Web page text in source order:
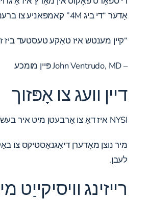
אָדער “די ביג 4M” קאמפאניע צו ברענגען וויסיקייַט צו די אַוואַנסירטע באַהאַנדלונג פון רוקנביין, אָרטאַפּידיק און ווייטיק טנאָים.
“קיין מענטש איז טאַקע טעסטעד ביז
– John Ventrudo, MD פּיין מומכע
דיין וועג צו אָפּזוך
NYSI איז דאָ צו אַרבעטן מיט איר בעשאַס דיין נסיעה צו די אנדערע זייַט פון דיין ווייטיק, רוקנביין און / אָדער אָרטאַפּידיק צושטאַנד. מיר נעמען די מיסטעריע אויס פון דיין ווייטיק, מעדיציניש.
מיר נוצן מאָדערן דיאַגנאָסטיקס צו
לעבן.
רייזינג